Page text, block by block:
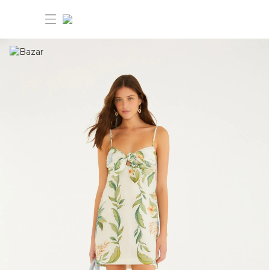
30% OFF ANIVERSÁRIO FARM
Novidades
Novidades
Ver tudoRoupas
FARM Etc